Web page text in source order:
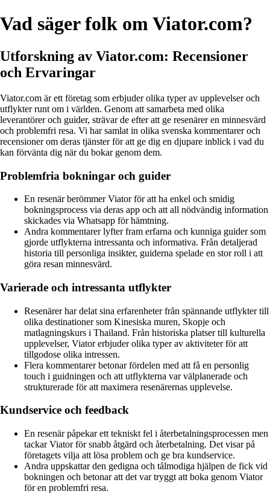
Vad säger folk om Viator.com?
Utforskning av Viator.com: Recensioner
och Ervaringar
Viator.com är ett företag som erbjuder olika typer av upplevelser och
utflykter runt om i världen. Genom att samarbeta med olika
leverantörer och guider, strävar de efter att ge resenärer en minnesvärd
och problemfri resa. Vi har samlat in olika svenska kommentarer och
recensioner om deras tjänster för att ge dig en djupare inblick i vad du
kan förvänta dig när du bokar genom dem.
Problemfria bokningar och guider
En resenär berömmer Viator för att ha enkel och smidig
bokningsprocess via deras app och att all nödvändig information
skickades via Whatsapp för hämtning.
Andra kommentarer lyfter fram erfarna och kunniga guider som
gjorde utflykterna intressanta och informativa. Från detaljerad
historia till personliga insikter, guiderna spelade en stor roll i att
göra resan minnesvärd.
Varierade och intressanta utflykter
Resenärer har delat sina erfarenheter från spännande utflykter till
olika destinationer som Kinesiska muren, Skopje och
matlagningskurs i Thailand. Från historiska platser till kulturella
upplevelser, Viator erbjuder olika typer av aktiviteter för att
tillgodose olika intressen.
Flera kommentarer betonar fördelen med att få en personlig
touch i guidningen och att utflykterna var välplanerade och
strukturerade för att maximera resenärernas upplevelse.
Kundservice och feedback
En resenär påpekar ett tekniskt fel i återbetalningsprocessen men
tackar Viator för snabb åtgärd och återbetalning. Det visar på
företagets vilja att lösa problem och ge bra kundservice.
Andra uppskattar den gedigna och tålmodiga hjälpen de fick vid
bokningen och betonar att det var tryggt att boka genom Viator
för en problemfri resa.